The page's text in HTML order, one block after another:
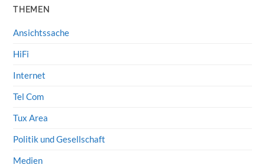
THEMEN
Ansichtssache
HiFi
Internet
Tel Com
Tux Area
Politik und Gesellschaft
Medien